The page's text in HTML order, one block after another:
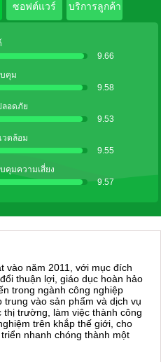
ซอฟต์แวร์ บริการลูกค้า
9.66
คุม
9.58
อดภัย
9.53
ดล้อม
9.55
คุมความเสี่ยง
9.57
vào năm 2011, với mục đích
thuận lợi, giáo dục hoàn hảo
trong ngành công nghiệp
trung vào sản phẩm và dịch vụ
trường, làm việc thành công
trên khắp thế giới, cho
nhanh chóng thành một